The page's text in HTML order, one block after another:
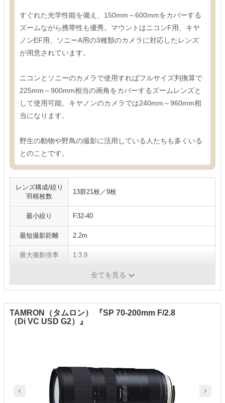
すぐれた光学性能を備え、150mm～600mmをカバーする
ズームながら携帯性も優秀。マウントはニコンF用、キヤ
ノンEF用、ソニーA用の3種類のカメラに対応したレンズ
が用意されています。
ニコンとソニーのカメラで使用すればフルサイズ判換算で
225mm～900mm相当の画角をカバーするズームレンズと
して使用可能。キヤノンのカメラでは240mm～960mm相
当になります。
野生の動物や野鳥の撮影に活用している人たちも多くいる
とのことです。
レンズ構成/絞り
羽根枚数
13群21枚／9枚
最小絞り F32-40
最短撮影距離 2.2m
最大撮影倍率 1:3.9
全てを見る
TAMRON（タムロン） 『SP 70-200mm F/2.8
（Di VC USD G2）』